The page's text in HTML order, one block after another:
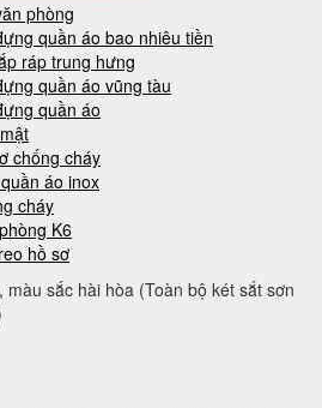
phòng
quần áo bao nhiêu tiền
ráp trung hưng
quần áo vũng tàu
quần áo
chống cháy
áo inox
cháy
K6
hồ sơ
sắc hài hòa (Toàn bộ két sắt sơn